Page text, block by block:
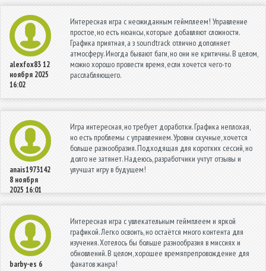
alexfox8312
ноября 2025
16:02
Интересная игра с неожиданным геймплеем! Управление
простое, но есть нюансы, которые добавляют сложности.
Графика приятная, а з soundtrack отлично дополняет
атмосферу. Иногда бывают баги, но они не критичны. В целом,
можно хорошо провести время, если хочется чего-то
расслабляющего.
anais1973142
8 ноября
2025 16:01
Игра интересная, но требует доработки. Графика неплохая,
но есть проблемы с управлением. Уровни скучные, хочется
больше разнообразия. Подходящая для коротких сессий, но
долго не затянет. Надеюсь, разработчики учтут отзывы и
улучшат игру в будущем!
barby-es 6
Интересная игра с увлекательным геймплеем и яркой
графикой. Легко освоить, но остаётся много контента для
изучения. Хотелось бы больше разнообразия в миссиях и
обновлений. В целом, хорошее времяпрепровождение для
фанатов жанра!